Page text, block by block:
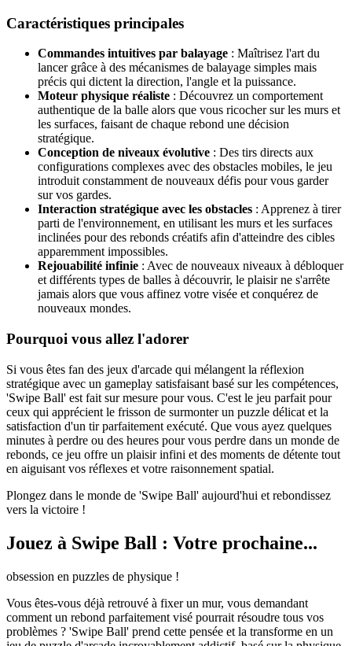
Caractéristiques principales
Commandes intuitives par balayage : Maîtrisez l'art du
lancer grâce à des mécanismes de balayage simples mais
précis qui dictent la direction, l'angle et la puissance.
Moteur physique réaliste : Découvrez un comportement
authentique de la balle alors que vous ricocher sur les murs et
les surfaces, faisant de chaque rebond une décision
stratégique.
Conception de niveaux évolutive : Des tirs directs aux
configurations complexes avec des obstacles mobiles, le jeu
introduit constamment de nouveaux défis pour vous garder
sur vos gardes.
Interaction stratégique avec les obstacles : Apprenez à tirer
parti de l'environnement, en utilisant les murs et les surfaces
inclinées pour des rebonds créatifs afin d'atteindre des cibles
apparemment impossibles.
Rejouabilité infinie : Avec de nouveaux niveaux à débloquer
et différents types de balles à découvrir, le plaisir ne s'arrête
jamais alors que vous affinez votre visée et conquérez de
nouveaux mondes.
Pourquoi vous allez l'adorer
Si vous êtes fan des jeux d'arcade qui mélangent la réflexion
stratégique avec un gameplay satisfaisant basé sur les compétences,
'Swipe Ball' est fait sur mesure pour vous. C'est le jeu parfait pour
ceux qui apprécient le frisson de surmonter un puzzle délicat et la
satisfaction d'un tir parfaitement exécuté. Que vous ayez quelques
minutes à perdre ou des heures pour vous perdre dans un monde de
rebonds, ce jeu offre un plaisir infini et des moments de détente tout
en aiguisant vos réflexes et votre raisonnement spatial.
Plongez dans le monde de 'Swipe Ball' aujourd'hui et rebondissez
vers la victoire !
Jouez à Swipe Ball : Votre prochaine...
obsession en puzzles de physique !
Vous êtes-vous déjà retrouvé à fixer un mur, vous demandant
comment un rebond parfaitement visé pourrait résoudre tous vos
problèmes ? 'Swipe Ball' prend cette pensée et la transforme en un